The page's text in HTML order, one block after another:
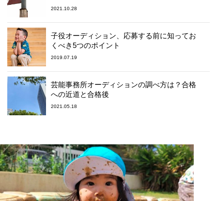
2021.10.28
子役オーディション、応募する前に知ってお
くべき5つのポイント
2019.07.19
芸能事務所オーディションの調べ方は？合格
への近道と合格後
2021.05.18